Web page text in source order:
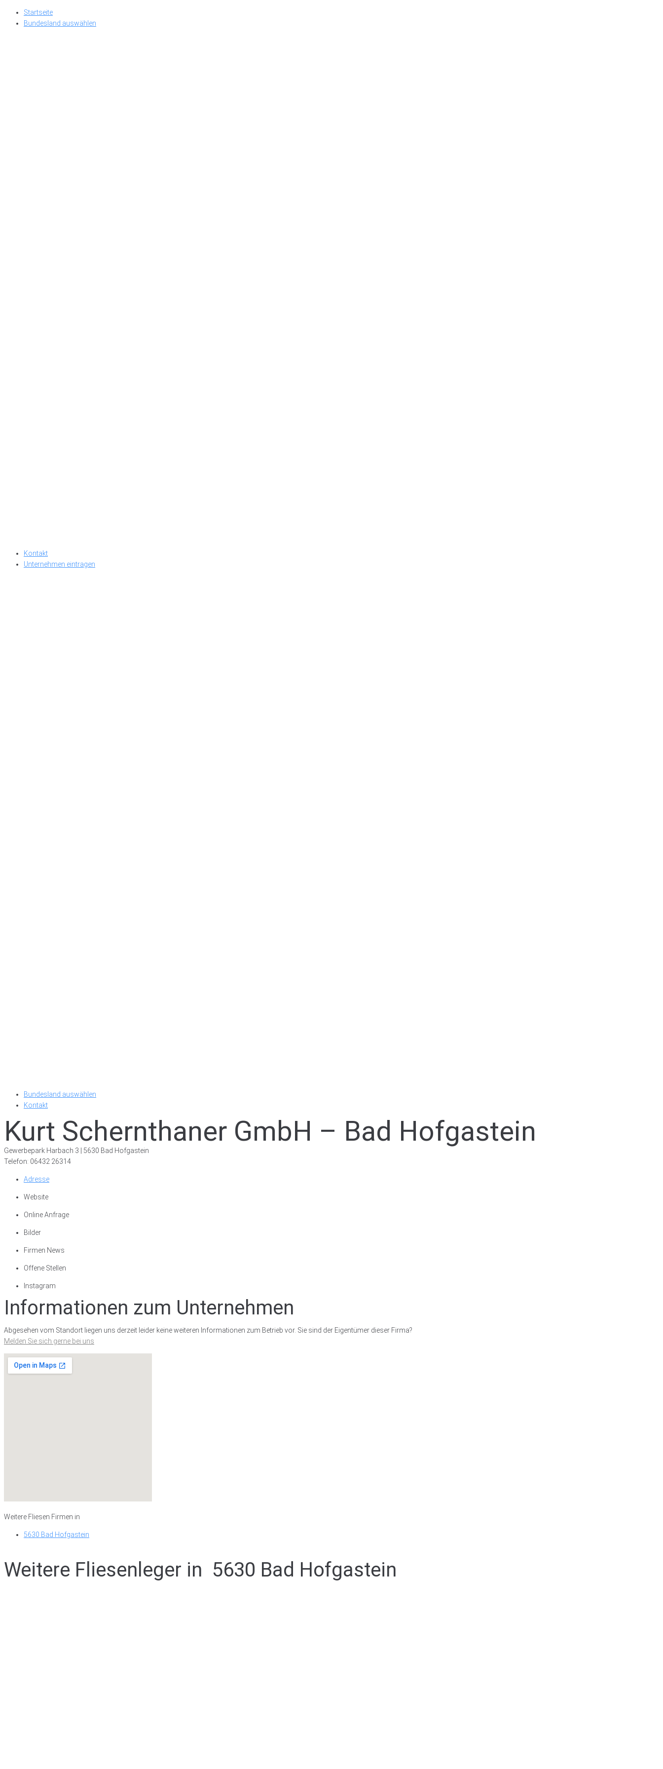
Skip
Startseite
Bundesland auswählen
Kontakt
Unternehmen eintragen
Bundesland auswählen
Kontakt
Kurt Schernthaner GmbH – Bad Hofgastein
Gewerbepark Harbach 3 | 5630 Bad Hofgastein
Telefon: 06432 26314
Adresse
Website
Online Anfrage
Bilder
Firmen News
Offene Stellen
Instagram
Informationen zum Unternehmen
Abgesehen vom Standort liegen uns derzeit leider keine weiteren Informationen zum Betrieb vor. Sie sind der Eigentümer dieser Firma?
Melden Sie sich gerne bei uns
Weitere Fliesen Firmen in
5630 Bad Hofgastein
Weitere Fliesenleger in 5630 Bad Hofgastein